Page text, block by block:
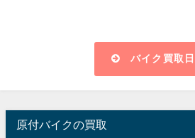
バイク買取
原付バイクの買取